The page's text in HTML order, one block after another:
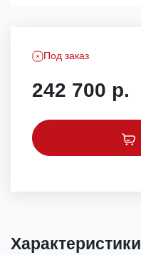
Под заказ
242 700 р.
Характеристики